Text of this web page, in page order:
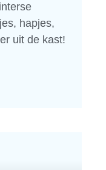
hapjes,
uit de kast!